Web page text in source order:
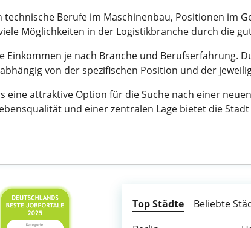
Berufe im Maschinenbau, Positionen im
Möglichkeiten in der Logistikbranche durch die
Einkommen je nach Branche und Berufserfahrung.
von der spezifischen Position und der
eine attraktive Option für die Suche nach einer
und einer zentralen Lage bietet die
Top Städte Beliebte